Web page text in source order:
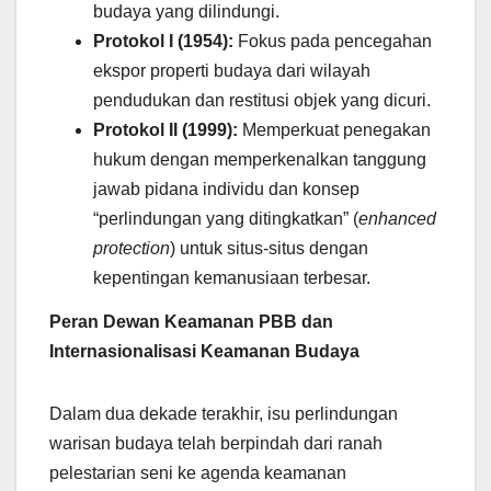
budaya yang dilindungi.
Protokol I (1954): Fokus pada pencegahan
ekspor properti budaya dari wilayah
pendudukan dan restitusi objek yang dicuri.
Protokol II (1999): Memperkuat penegakan
hukum dengan memperkenalkan tanggung
jawab pidana individu dan konsep
“perlindungan yang ditingkatkan” (enhanced
protection) untuk situs-situs dengan
kepentingan kemanusiaan terbesar.
Peran Dewan Keamanan PBB dan
Internasionalisasi Keamanan Budaya
Dalam dua dekade terakhir, isu perlindungan
warisan budaya telah berpindah dari ranah
pelestarian seni ke agenda keamanan